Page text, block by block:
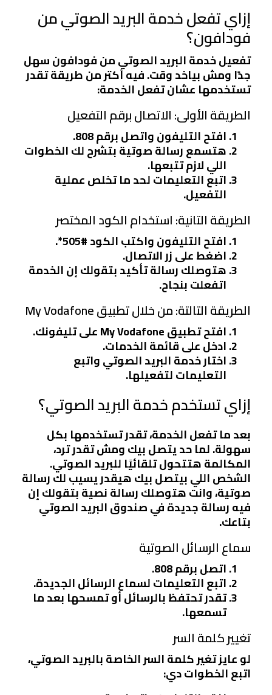
إزاي تفعل خدمة البريد الصوتي من
فودافون؟
تفعيل خدمة البريد الصوتي من فودافون سهل
جدًا ومش بياخد وقت. فيه أكتر من طريقة تقدر
تستخدمها عشان تفعل الخدمة:
الطريقة الأولى: الاتصال برقم التفعيل
افتح التليفون واتصل برقم808
.
هتسمع رسالة صوتية بتشرح لك الخطوات
اللي لازم تتبعها.
اتبع التعليمات لحد ما تخلص عملية
التفعيل.
الطريقة التانية: استخدام الكود المختصر
افتح التليفون واكتب الكود#505
*.
اضغط على زر الاتصال.
هتوصلك رسالة تأكيد بتقولك إن الخدمة
اتفعلت بنجاح.
الطريقة التالتة: من خلال تطبيق My Vodafone
افتح تطبيق My Vodafone على تليفونك.
ادخل على قائمة الخدمات.
اختار خدمة البريد الصوتي واتبع
التعليمات لتفعيلها.
إزاي تستخدم خدمة البريد الصوتي؟
بعد ما تفعل الخدمة، تقدر تستخدمها بكل
سهولة. لما حد يتصل بيك ومش تقدر ترد،
المكالمة هتتحول تلقائيًا للبريد الصوتي.
الشخص اللي بيتصل بيك هيقدر يسيب لك رسالة
صوتية، وانت هتوصلك رسالة نصية بتقولك إن
فيه رسالة جديدة في صندوق البريد الصوتي
بتاعك.
سماع الرسائل الصوتية
اتصل برقم808
.
اتبع التعليمات لسماع الرسائل الجديدة.
تقدر تحتفظ بالرسائل أو تمسحها بعد ما
تسمعها.
تغيير كلمة السر
لو عايز تغير كلمة السر الخاصة بالبريد الصوتي،
اتبع الخطوات دي: